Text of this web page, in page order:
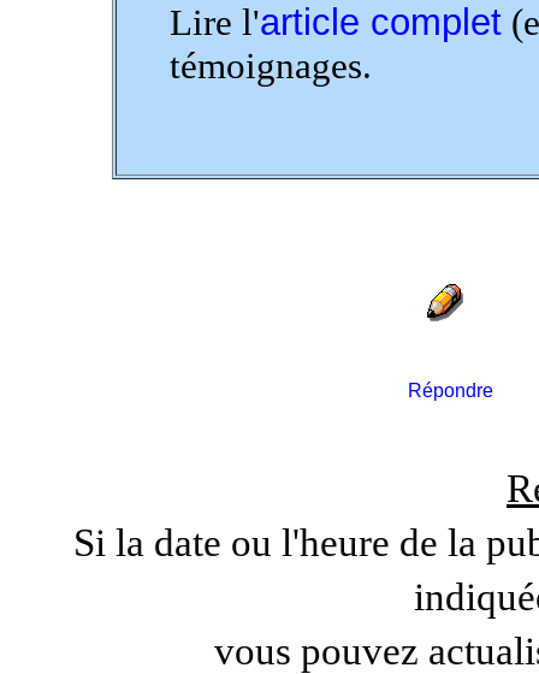
Lire l'article complet
témoignages.
Répondre
Si la date ou l'heure de la
vous pouvez